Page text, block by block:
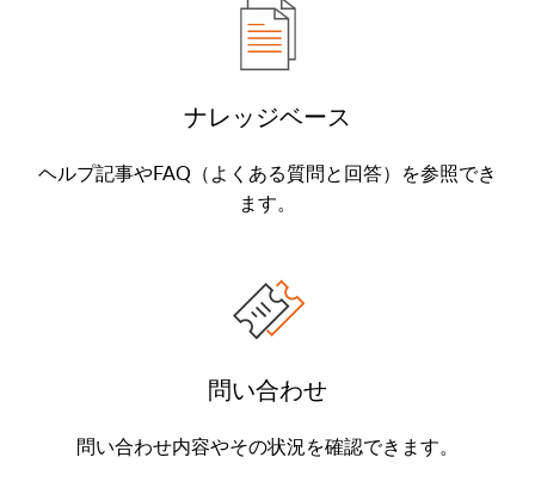
ナレッジベース
ヘルプ記事やFAQ（よくある質問と回答）を参照でき
ます。
問い合わせ
問い合わせ内容やその状況を確認できます。